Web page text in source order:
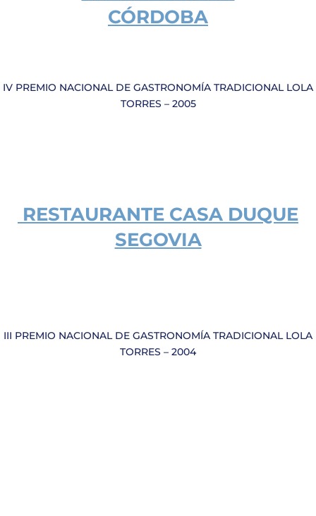
CÓRDOBA
IV PREMIO NACIONAL DE GASTRONOMÍA TRADICIONAL LOLA
TORRES – 2005
RESTAURANTE CASA DUQUE
SEGOVIA
III PREMIO NACIONAL DE GASTRONOMÍA TRADICIONAL LOLA
TORRES – 2004